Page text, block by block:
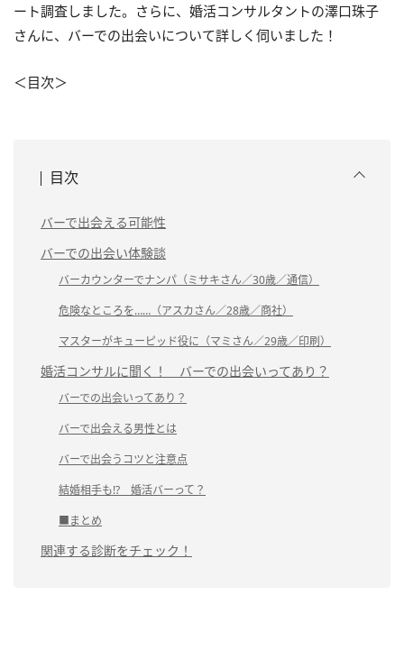
ート調査しました。さらに、婚活コンサルタントの澤口珠子
さんに、バーでの出会いについて詳しく伺いました！
＜目次＞
目次
バーで出会える可能性
バーでの出会い体験談
バーカウンターでナンパ（ミサキさん／30歳／通信）
危険なところを……（アスカさん／28歳／商社）
マスターがキューピッド役に（マミさん／29歳／印刷）
婚活コンサルに聞く！ バーでの出会いってあり？
バーでの出会いってあり？
バーで出会える男性とは
バーで出会うコツと注意点
結婚相手も!? 婚活バーって？
■まとめ
関連する診断をチェック！